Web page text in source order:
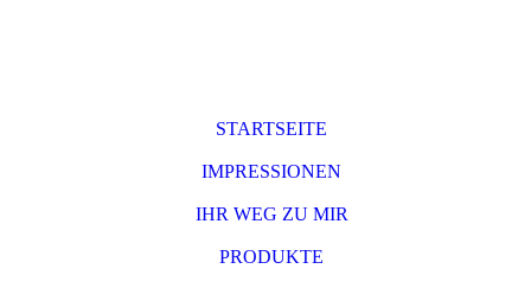
STARTSEITE
IMPRESSIONEN
IHR WEG ZU MIR
PRODUKTE